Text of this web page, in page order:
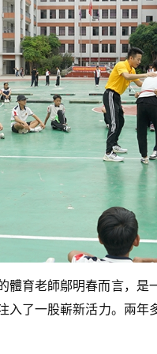
體育老師鄔明春而言，
入了一股嶄新活力。兩